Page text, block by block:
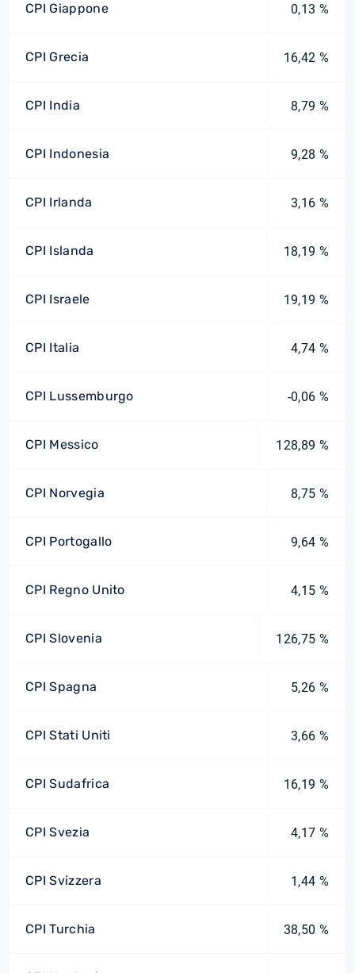
CPI Giappone 0,13 %
CPI Grecia 16,42 %
CPI India 8,79 %
CPI Indonesia 9,28 %
CPI Irlanda 3,16 %
CPI Islanda 18,19 %
CPI Israele 19,19 %
CPI Italia 4,74 %
CPI Lussemburgo -0,06 %
CPI Messico 128,89 %
CPI Norvegia 8,75 %
CPI Portogallo 9,64 %
CPI Regno Unito 4,15 %
CPI Slovenia 126,75 %
CPI Spagna 5,26 %
CPI Stati Uniti 3,66 %
CPI Sudafrica 16,19 %
CPI Svezia 4,17 %
CPI Svizzera 1,44 %
CPI Turchia 38,50 %